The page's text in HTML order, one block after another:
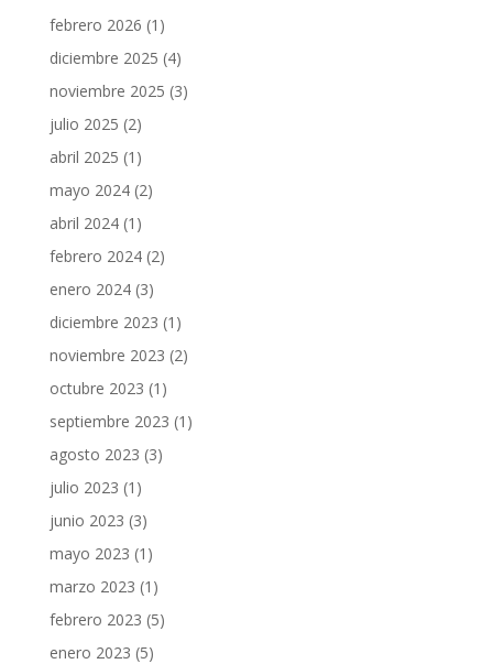
febrero 2026 (1)
diciembre 2025 (4)
noviembre 2025 (3)
julio 2025 (2)
abril 2025 (1)
mayo 2024(2)
abril 2024(1)
febrero 2024(2)
enero 2024(3)
diciembre 2023 (1)
noviembre 2023 (2)
octubre 2023 (1)
septiembre 2023 (1)
agosto 2023 (3)
julio 2023 (1)
junio 2023 (3)
mayo 2023 (1)
marzo 2023 (1)
febrero 2023 (5)
enero 2023 (5)